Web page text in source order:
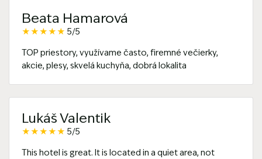
Beata Hamarová
★★★★★ 5/5
TOP priestory, využívame často, firemné večierky,
akcie, plesy, skvelá kuchyňa, dobrá lokalita
Lukáš Valentik
★★★★★ 5/5
This hotel is great. It is located in a quiet area, not